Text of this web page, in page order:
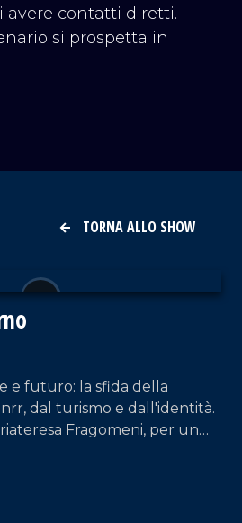
avere contatti diretti.
si prospetta in
TORNA ALLO SHOW
e futuro: la sfida della
dal turismo e dall'identità.
Fragomeni, per un
comunale.